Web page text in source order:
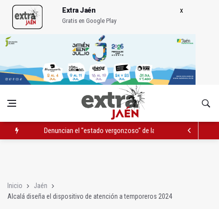
Extra Jaén
Gratis en Google Play
Denuncian el "estado vergonzoso" de la JV-3266 en Hinojares
Inicio
Jaén
Alcalá diseña el dispositivo de atención a temporeros 2024